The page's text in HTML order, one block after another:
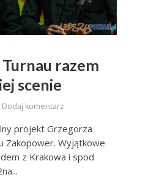
razem
scenie
Dodaj komentarz
projekt Grzegorza
Zakopower. Wyjątkowe
z Krakowa i spod